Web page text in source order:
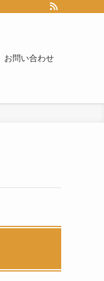
お問い合わせ